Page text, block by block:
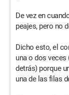
De vez en
peajes, pero no
Dicho esto, el
una o dos
detrás) porque
una de las filas